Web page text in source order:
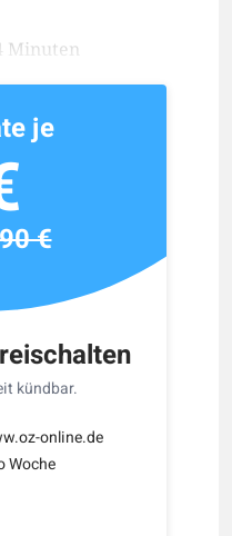
Minuten
kündbar.
online.de
Woche
je
€